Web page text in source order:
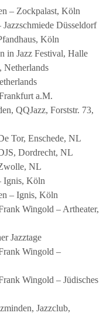
– Zockpalast, Köln
Düsseldorf
Köln
in Jazz Festival, Halle
Netherlands
a.M.
QQJazz, Forststr. 73,
Tor, Enschede, NL
Dordrecht, NL
NL
Ignis, Köln
– Ignis, Köln
Wingold – Artheater,
Jazztage
Wingold –
Wingold – Jüdisches
Jazzclub,